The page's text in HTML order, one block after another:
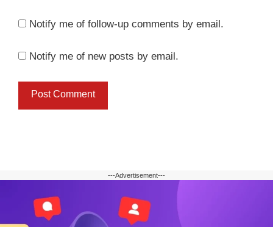
Notify me of follow-up comments by email.
Notify me of new posts by email.
---Advertisement---